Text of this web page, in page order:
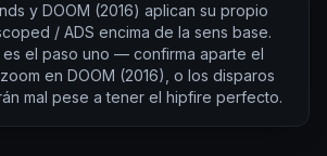
y DOOM (2016) aplican su propio
/ ADS encima de la sens base.
el paso uno — confirma aparte el
en DOOM (2016), o los disparos
mal pese a tener el hipfire perfecto.